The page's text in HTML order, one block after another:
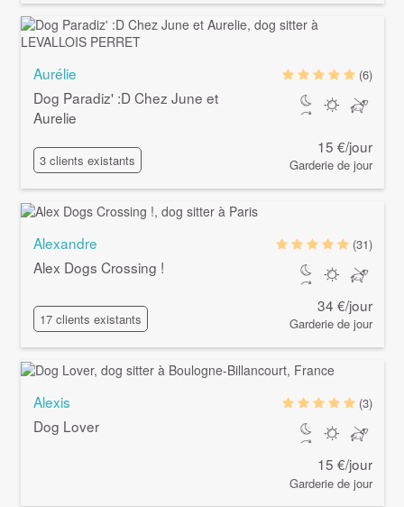
Aurélie
Dog Paradiz' :D Chez June et
Aurelie
3 clients existants
(6)
15 €/jour
Garderie de jour
Alexandre
Alex Dogs Crossing !
17 clients existants
(31)
34 €/jour
Garderie de jour
Alexis
Dog Lover
(3)
15 €/jour
Garderie de jour